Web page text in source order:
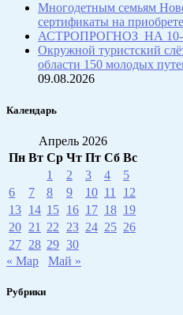
Многодетным семьям
сертификаты на
АСТРОПРОГНОЗ НА 10-
Окружной туристский
области 150 молодых
09.08.2026
Календарь
Апрель 2026
Пн Вт Ср Чт Пт Сб Вс
1
2 3 4
5
6
7 8 9 10 11
12
13 14 15 16 17 18 19
20 21 22 23 24 25 26
27 28 29 30
« Мар
Май »
Рубрики